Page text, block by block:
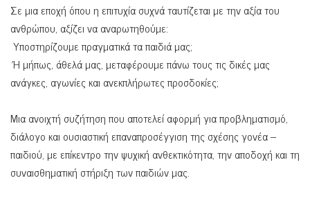
Σε μια εποχή όπου η επιτυχία συχνά ταυτίζεται με την αξία του
ανθρώπου, αξίζει να αναρωτηθούμε:
Υποστηρίζουμε πραγματικά τα παιδιά μας;
Ή μήπως, άθελά μας, μεταφέρουμε πάνω τους τις δικές μας
ανάγκες, αγωνίες και ανεκπλήρωτες προσδοκίες;
Μια ανοιχτή συζήτηση που αποτελεί αφορμή για προβληματισμό,
διάλογο και ουσιαστική επαναπροσέγγιση της σχέσης γονέα –
παιδιού, με επίκεντρο την ψυχική ανθεκτικότητα, την αποδοχή και τη
συναισθηματική στήριξη των παιδιών μας.